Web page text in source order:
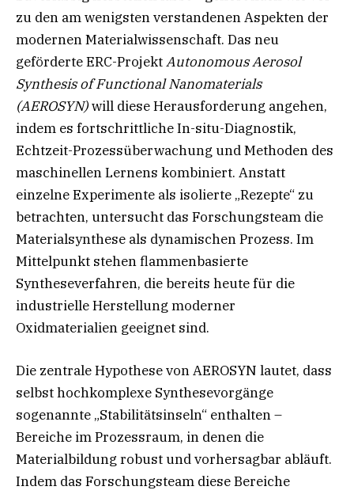
zu den am wenigsten verstandenen Aspekten der
modernen Materialwissenschaft. Das neu
geförderte ERC-ProjektAutonomous Aerosol
Synthesis of Functional Nanomaterials
(AEROSYN)will diese Herausforderung angehen,
indem es fortschrittliche In-situ-Diagnostik,
Echtzeit-Prozessüberwachung und Methoden des
maschinellen Lernens kombiniert. Anstatt
einzelne Experimente als isolierte „Rezepte“ zu
betrachten, untersucht das Forschungsteam die
Materialsynthese als dynamischen Prozess. Im
Mittelpunkt stehen flammenbasierte
Syntheseverfahren, die bereits heute für die
industrielle Herstellung moderner
Oxidmaterialien geeignet sind.
Die zentrale Hypothese von AEROSYN lautet, dass
selbst hochkomplexe Synthesevorgänge
sogenannte „Stabilitätsinseln“ enthalten –
Bereiche im Prozessraum, in denen die
Materialbildung robust und vorhersagbar abläuft.
Indem das Forschungsteam diese Bereiche